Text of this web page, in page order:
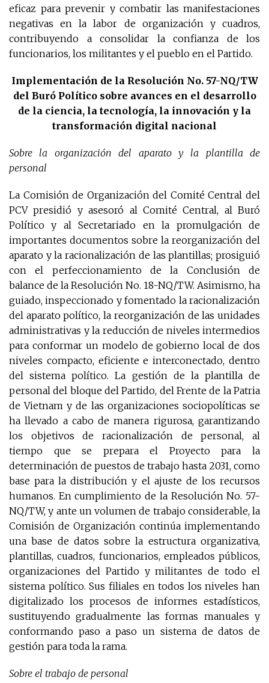
eficaz para prevenir y combatir las manifestaciones
negativas en la labor de organización y cuadros,
contribuyendo a consolidar la confianza de los
funcionarios, los militantes y el pueblo en el Partido.
Implementación de la Resolución No. 57-NQ/TW
del Buró Político sobre avances en el desarrollo
de la ciencia, la tecnología, la innovación y la
transformación digital nacional
Sobre la organización del aparato y la plantilla de
personal
La Comisión de Organización del Comité Central del
PCV presidió y asesoró al Comité Central, al Buró
Político y al Secretariado en la promulgación de
importantes documentos sobre la reorganización del
aparato y la racionalización de las plantillas; prosiguió
con el perfeccionamiento de la Conclusión de
balance de la Resolución No. 18-NQ/TW. Asimismo, ha
guiado, inspeccionado y fomentado la racionalización
del aparato político, la reorganización de las unidades
administrativas y la reducción de niveles intermedios
para conformar un modelo de gobierno local de dos
niveles compacto, eficiente e interconectado, dentro
del sistema político. La gestión de la plantilla de
personal del bloque del Partido, del Frente de la Patria
de Vietnam y de las organizaciones sociopolíticas se
ha llevado a cabo de manera rigurosa, garantizando
los objetivos de racionalización de personal, al
tiempo que se prepara el Proyecto para la
determinación de puestos de trabajo hasta 2031, como
base para la distribución y el ajuste de los recursos
humanos. En cumplimiento de la Resolución No. 57-
NQ/TW, y ante un volumen de trabajo considerable, la
Comisión de Organización continúa implementando
una base de datos sobre la estructura organizativa,
plantillas, cuadros, funcionarios, empleados públicos,
organizaciones del Partido y militantes de todo el
sistema político. Sus filiales en todos los niveles han
digitalizado los procesos de informes estadísticos,
sustituyendo gradualmente las formas manuales y
conformando paso a paso un sistema de datos de
gestión para toda la rama.
Sobre el trabajo de personal